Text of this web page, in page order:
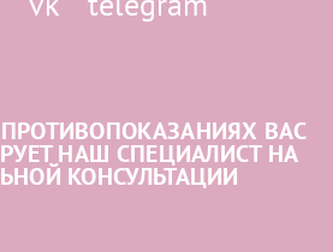
ВАС
НАШ СПЕЦИАЛИСТ НА
КОНСУЛЬТАЦИИ